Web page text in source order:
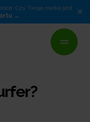
Czy Twoja marka jest
×